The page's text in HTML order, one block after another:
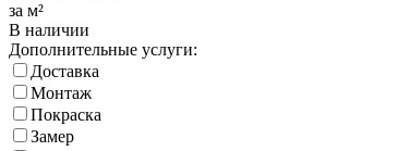
за м²
В наличии
Дополнительные услуги:
Доставка
Монтаж
Покраска
Замер